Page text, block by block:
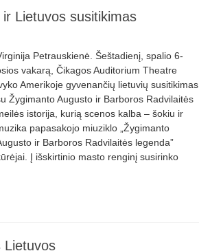
Lietuvos susitikimas
Petrauskienė. Šeštadienį, spalio 6-
vakarą, Čikagos Auditorium Theatre
Amerikoje gyvenančių lietuvių susitikimas
Žygimanto Augusto ir Barboros Radvilaitės
istorija, kurią scenos kalba – šokiu ir
papasakojo miuziklo „Žygimanto
ir Barboros Radvilaitės legenda”
Į išskirtinio masto renginį susirinko
Lietuvos